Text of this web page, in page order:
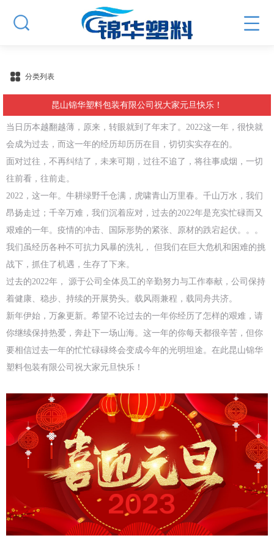
分类列表
昆山锦华塑料包装有限公司祝大家元旦快乐！
当日历本越翻越薄，原来，转眼就到了年末了。2022这一年，很快就
会成为过去，而这一年的经历却历历在目，切切实实存在的。
面对过往，不再纠结了，未来可期，过往不追了，将往事成烟，一切
往前看，往前走。
2022，这一年。牛耕绿野千仓满，虎啸青山万里春。千山万水，我们
昂扬走过；千辛万难，我们沉着应对，过去的2022年是充实忙碌而又
艰难的一年。疫情的冲击、国际形势的紧张、原材的跌宕起伏。。。
我们虽经历各种不可抗力风暴的洗礼， 但我们在巨大危机和困难的挑
战下，抓住了机遇，生存了下来。
过去的2022年， 源于公司全体员工的辛勤努力与工作奉献，公司保持
着健康、稳步、持续的开展势头。载风雨兼程，载同舟共济。
新年伊始，万象更新。希望不论过去的一年你经历了怎样的艰难，请
你继续保持热爱，奔赴下一场山海。这一年的你每天都很辛苦，但你
要相信过去一年的忙忙碌碌终会变成今年的光明坦途。在此昆山锦华
塑料包装有限公司祝大家元旦快乐！